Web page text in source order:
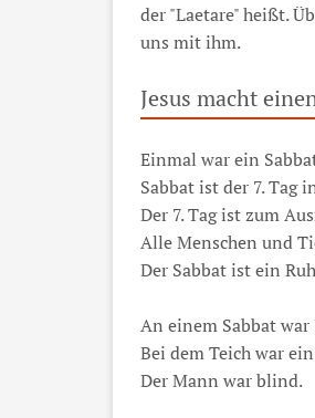
der "Laetare" heißt.
uns mit ihm.
Jesus macht
Einmal war ein
Sabbat ist der 7. Tag
Der 7. Tag ist zum
Alle Menschen und
Der Sabbat ist ein
An einem Sabbat
Bei dem Teich war
Der Mann war blind.